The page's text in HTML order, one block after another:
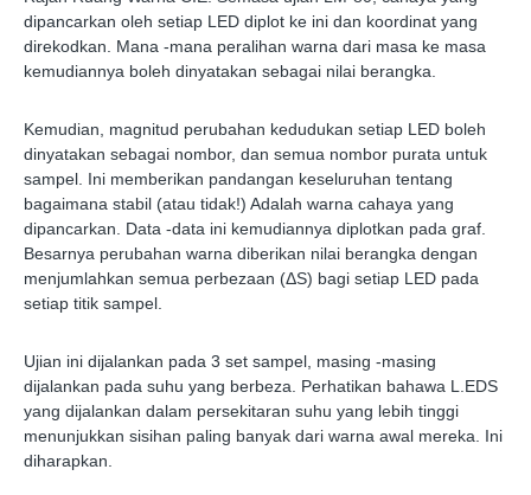
dipancarkan oleh setiap LED diplot ke ini dan koordinat yang
direkodkan. Mana -mana peralihan warna dari masa ke masa
kemudiannya boleh dinyatakan sebagai nilai berangka.
Kemudian, magnitud perubahan kedudukan setiap LED boleh
dinyatakan sebagai nombor, dan semua nombor purata untuk
sampel. Ini memberikan pandangan keseluruhan tentang
bagaimana stabil (atau tidak!) Adalah warna cahaya yang
dipancarkan. Data -data ini kemudiannya diplotkan pada graf.
Besarnya perubahan warna diberikan nilai berangka dengan
menjumlahkan semua perbezaan (ΔS) bagi setiap LED pada
setiap titik sampel.
Ujian ini dijalankan pada 3 set sampel, masing -masing
dijalankan pada suhu yang berbeza. Perhatikan bahawa L.EDS
yang dijalankan dalam persekitaran suhu yang lebih tinggi
menunjukkan sisihan paling banyak dari warna awal mereka. Ini
diharapkan.